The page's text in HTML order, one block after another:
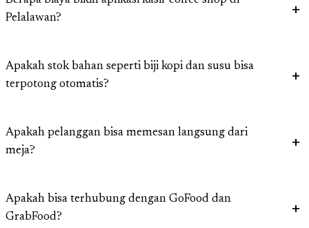
Pelalawan?
Apakah stok bahan seperti biji kopi dan susu bisa
terpotong otomatis?
Apakah pelanggan bisa memesan langsung dari
meja?
Apakah bisa terhubung dengan GoFood dan
GrabFood?